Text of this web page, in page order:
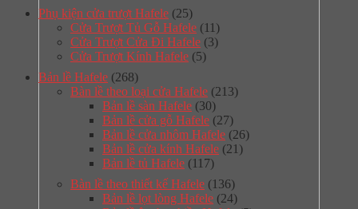
Phụ kiện cửa trượt Hafele (25)
Cửa Trượt Tủ Gỗ Hafele (11)
Cửa Trượt Cửa Đi Hafele (3)
Cửa Trượt Kính Hafele (5)
Bản lề Hafele (268)
Bàn lề theo loại cửa Hafele (213)
Bản lề sàn Hafele (30)
Bản lề cửa gỗ Hafele (27)
Bản lề cửa nhôm Hafele (26)
Bản lề cửa kính Hafele (21)
Bản lề tủ Hafele (117)
Bàn lề theo thiết kế Hafele (136)
Bản lề lọt lòng Hafele (24)